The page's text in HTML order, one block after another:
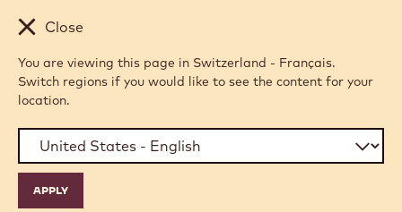
Skip to main content
Close
You are viewing this page in Switzerland - Français.
Switch regions if you would like to see the content for your
location.